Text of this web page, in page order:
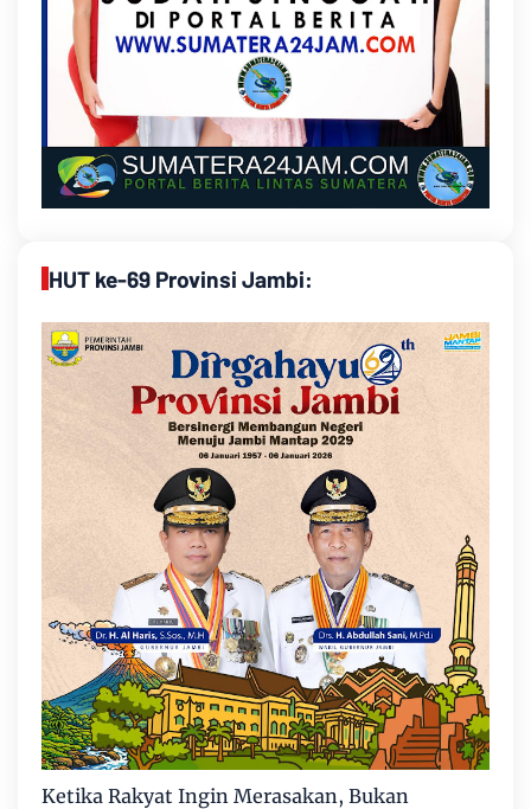
HUT ke-69 Provinsi Jambi:
Ketika Rakyat Ingin Merasakan, Bukan